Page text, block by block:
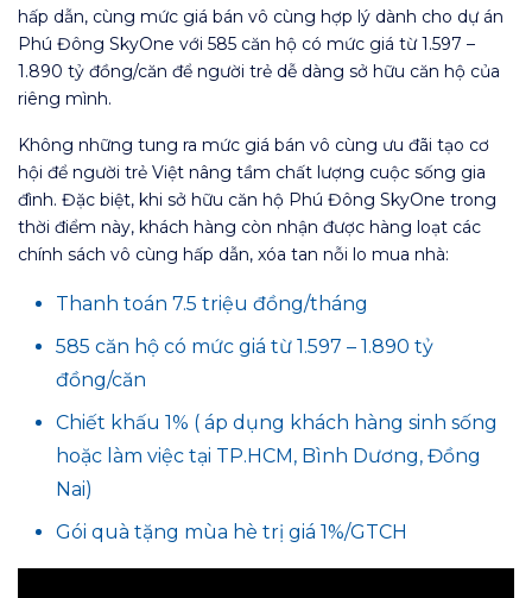
hấp dẫn, cùng mức giá bán vô cùng hợp lý dành cho dự án
Phú Đông SkyOne với 585 căn hộ có mức giá từ 1.597 –
1.890 tỷ đồng/căn để người trẻ dễ dàng sở hữu căn hộ của
riêng mình.
Không những tung ra mức giá bán vô cùng ưu đãi tạo cơ
hội để người trẻ Việt nâng tầm chất lượng cuộc sống gia
đình. Đặc biệt, khi sở hữu căn hộ Phú Đông SkyOne trong
thời điểm này, khách hàng còn nhận được hàng loạt các
chính sách vô cùng hấp dẫn, xóa tan nỗi lo mua nhà:
Thanh toán 7.5 triệu đồng/tháng
585 căn hộ có mức giá từ 1.597 – 1.890 tỷ
đồng/căn
Chiết khấu 1% ( áp dụng khách hàng sinh sống
hoặc làm việc tại TP.HCM, Bình Dương, Đồng
Nai)
Gói quà tặng mùa hè trị giá 1%/GTCH